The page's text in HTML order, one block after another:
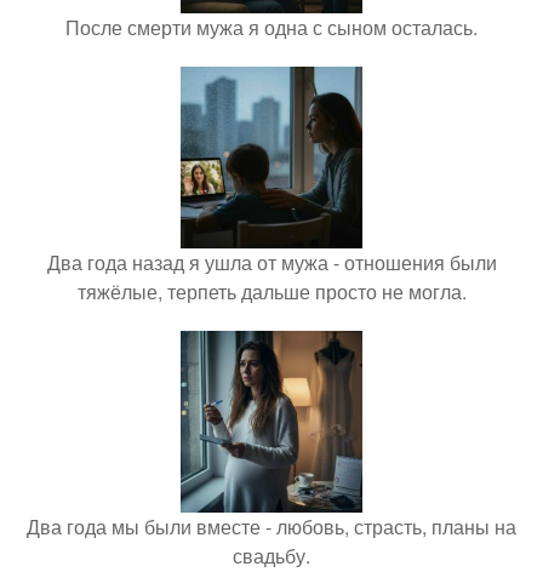
После смерти мужа я одна с сыном осталась.
Два года назад я ушла от мужа - отношения были
тяжёлые, терпеть дальше просто не могла.
Два года мы были вместе - любовь, страсть, планы на
свадьбу.